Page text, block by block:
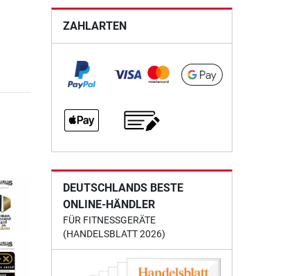
ZAHLARTEN
DEUTSCHLANDS BESTE
ONLINE-HÄNDLER
FÜR FITNESSGERÄTE
(HANDELSBLATT 2026)